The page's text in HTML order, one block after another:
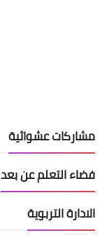
مشاركات عشوائية
فضاء التعلم عن بعد
الادارة التربوية